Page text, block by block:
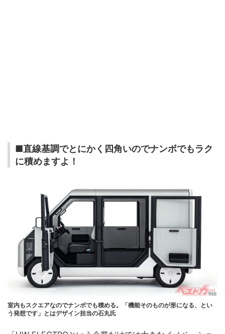
■直線基調でとにかく四角いのでナンボでもラク
に積めますよ！
室内もスクエアなのでナンボでも積める。「機能そのものが形になる、とい
う発想です」とはデザイン担当の石丸氏